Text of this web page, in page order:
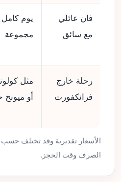
فان عائلي
مع سائق
يوم كامل
مجموعة
رحلة خارج
فرانكفورت
مثل
أو
الأسعار تقديرية وقد تختلف
الصرف وقت الحجز.